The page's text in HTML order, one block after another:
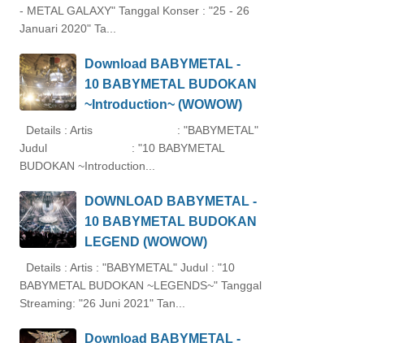
- METAL GALAXY" Tanggal Konser : "25 - 26
Januari 2020" Ta...
Download BABYMETAL -
10 BABYMETAL BUDOKAN
~Introduction~ (WOWOW)
Details : Artis : "BABYMETAL"
Judul : "10 BABYMETAL
BUDOKAN ~Introduction...
DOWNLOAD BABYMETAL -
10 BABYMETAL BUDOKAN
LEGEND (WOWOW)
Details : Artis : "BABYMETAL" Judul : "10
BABYMETAL BUDOKAN ~LEGENDS~" Tanggal
Streaming: "26 Juni 2021" Tan...
Download BABYMETAL -